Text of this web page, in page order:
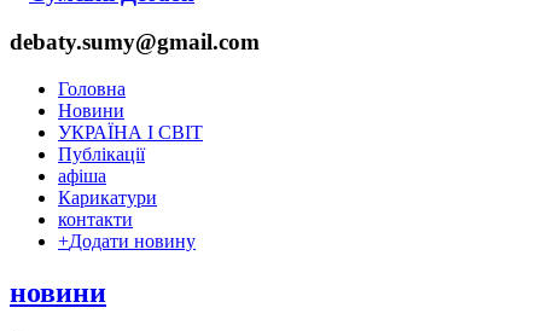
debaty.sumy@gmail.com
Головна
Новини
УКРАЇНА І СВІТ
Публікації
афіша
Карикатури
контакти
+Додати новину
новини